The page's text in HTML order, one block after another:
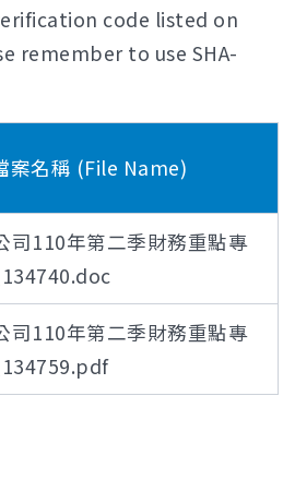
code listed on
remember to use SHA-
案名稱 (File Name)
司110年第二季財務重點專
司110年第二季財務重點專